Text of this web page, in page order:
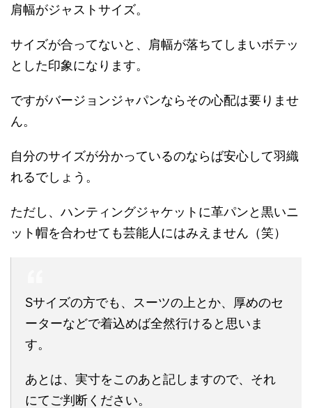
肩幅がジャストサイズ。
サイズが合ってないと、肩幅が落ちてしまいボテッ
とした印象になります。
ですがバージョンジャパンならその心配は要りませ
ん。
自分のサイズが分かっているのならば安心して羽織
れるでしょう。
ただし、ハンティングジャケットに革パンと黒いニ
ット帽を合わせても芸能人にはみえません（笑）
Sサイズの方でも、スーツの上とか、厚めのセ
ーターなどで着込めば全然行けると思いま
す。
あとは、実寸をこのあと記しますので、それ
にてご判断ください。